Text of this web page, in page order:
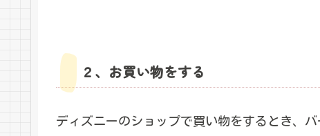
２、お買い物をする
ディズニーのショップで買い物をするとき、